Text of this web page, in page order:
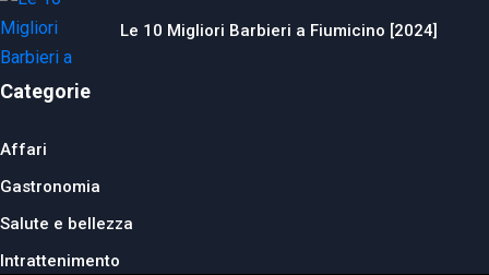
Le 10 Migliori Barbieri a Fiumicino [2024]
Categorie
Affari
Gastronomia
Salute e bellezza
Intrattenimento